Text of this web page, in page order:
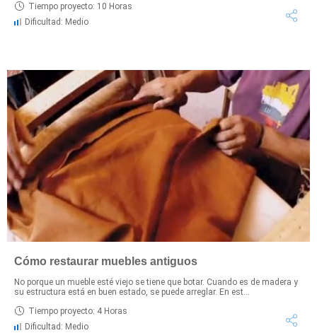
Tiempo proyecto: 10 Horas
Dificultad: Medio
Cómo restaurar muebles antiguos
No porque un mueble esté viejo se tiene que botar. Cuando es de madera y
su estructura está en buen estado, se puede arreglar. En est...
Tiempo proyecto: 4 Horas
Dificultad: Medio